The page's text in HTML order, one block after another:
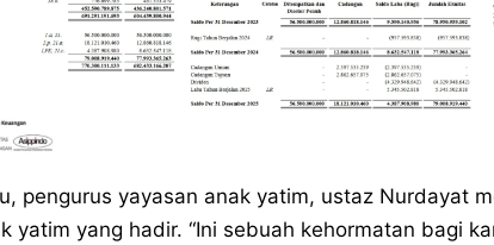
pengurus yayasan anak yatim, ustaz Nurdayat
yatim yang hadir. “Ini sebuah kehormatan bagi